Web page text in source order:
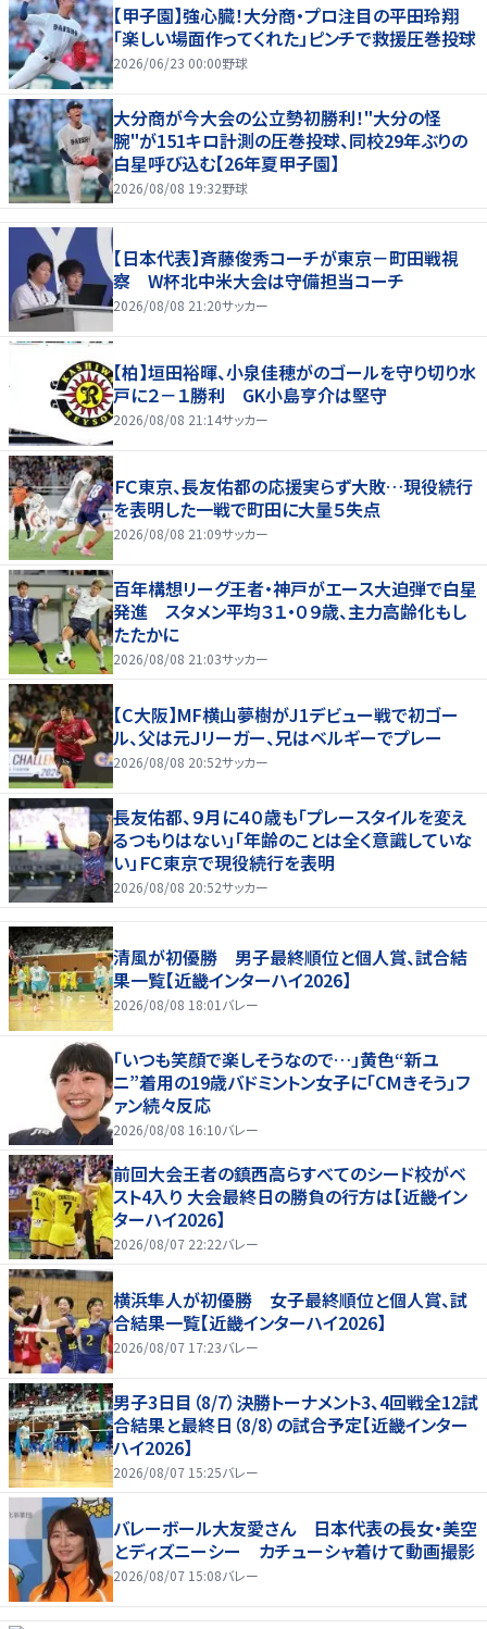
【甲子園】強心臓！大分商・プロ注目の平田玲翔
「楽しい場面作ってくれた」ピンチで救援圧巻投球
2026/06/23 00:00野球
大分商が今大会の公立勢初勝利！"大分の怪
腕"が151キロ計測の圧巻投球、同校29年ぶりの
白星呼び込む【26年夏甲子園】
2026/08/08 19:32野球
【日本代表】斉藤俊秀コーチが東京－町田戦視
察 W杯北中米大会は守備担当コーチ
2026/08/08 21:20サッカー
【柏】垣田裕暉、小泉佳穂がのゴールを守り切り水
戸に２－１勝利 GK小島亨介は堅守
2026/08/08 21:14サッカー
ＦＣ東京、長友佑都の応援実らず大敗…現役続行
を表明した一戦で町田に大量５失点
2026/08/08 21:09サッカー
百年構想リーグ王者・神戸がエース大迫弾で白星
発進 スタメン平均３１・０９歳、主力高齢化もし
たたかに
2026/08/08 21:03サッカー
【C大阪】MF横山夢樹がJ1デビュー戦で初ゴー
ル、父は元Ｊリーガー、兄はベルギーでプレー
2026/08/08 20:52サッカー
長友佑都、９月に４０歳も「プレースタイルを変え
るつもりはない」「年齢のことは全く意識していな
い」ＦＣ東京で現役続行を表明
2026/08/08 20:52サッカー
清風が初優勝 男子最終順位と個人賞、試合結
果一覧【近畿インターハイ2026】
2026/08/08 18:01 バレー
「いつも笑顔で楽しそうなので…」黄色“新ユ
ニ”着用の19歳バドミントン女子に「CMきそう」フ
ァン続々反応
2026/08/08 16:10バレー
前回大会王者の鎮西高らすべてのシード校がベ
スト4入り 大会最終日の勝負の行方は【近畿イン
ターハイ2026】
2026/08/07 22:22バレー
横浜隼人が初優勝 女子最終順位と個人賞、試
合結果一覧【近畿インターハイ2026】
2026/08/07 17:23バレー
男子3日目（8/7）決勝トーナメント3、4回戦全12試
合結果と最終日（8/8）の試合予定【近畿インター
ハイ2026】
2026/08/07 15:25バレー
バレーボール大友愛さん 日本代表の長女・美空
とディズニーシー カチューシャ着けて動画撮影
2026/08/07 15:08バレー